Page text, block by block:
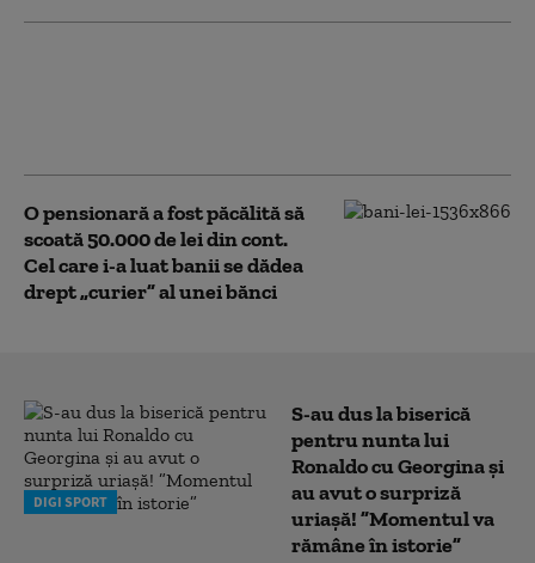
O pensionară a fost păcălită să
scoată 50.000 de lei din cont.
Cel care i-a luat banii se dădea
drept „curier” al unei bănci
DIGI SPORT
S-au dus la biserică
pentru nunta lui
Ronaldo cu Georgina și
au avut o surpriză
uriașă! ”Momentul va
rămâne în istorie”